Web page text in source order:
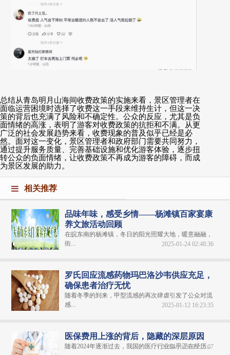
总结从青岛明月山海间收费政策的实施来看，景区管理者在
面临运营困境时选择了收费这一手段来维持生计，但这一决
策的背后也充满了风险和不确定性。公众的反应，尤其是负
面情绪的高涨，表明了游客对收费政策的抗拒和不满。从更
广泛的社会发展趋势来看，收费现象的普及似乎已经是必
然。面对这一变化，景区管理者和政府部门需要共同努力，
通过提升服务质量、完善基础设施和优化游客体验，逐步扭
转公众的负面情绪，让收费政策不再成为游客的障碍，而成
为景区发展的助力。
相关推荐
品味年味，感受乡情——杨滩镇百家宴康
养文旅活动回顾
在皖东南的杨滩镇，冬日的阳光照耀大地，暖意融融，
街...
2025-01-24 02:48:36
罗氏回应流感药物玛巴洛沙韦供应充足，
确保患者治疗无忧
随着冬季的到来，甲型流感的再次肆虐引发了公众对流
感...
2025-01-12 16:23:35
医保费用上涨的背后，隐藏的深层原因
随着2024年逐渐过去，我国的医疗行业似乎正在经历...
2025-01-20 23:13:07